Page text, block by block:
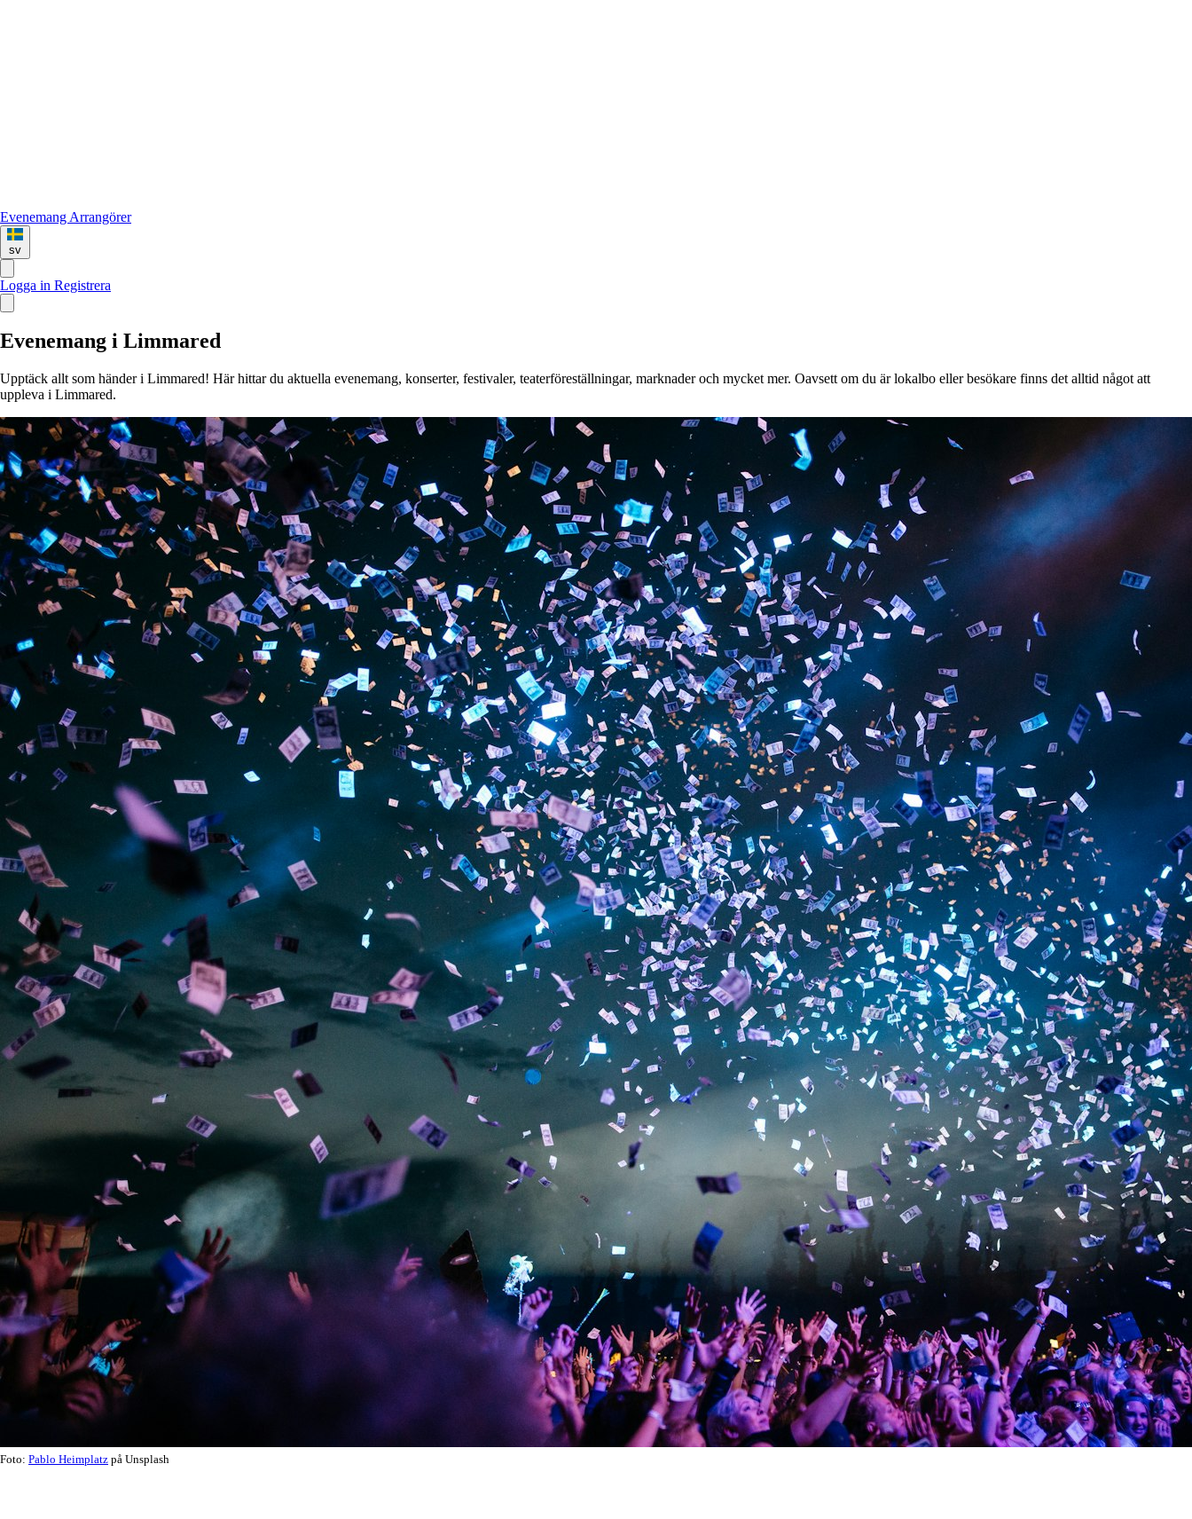
Evenemang Arrangörer
sv
Logga in Registrera
Evenemang i Limmared
Upptäck allt som händer i Limmared! Här hittar du aktuella evenemang, konserter, festivaler, teaterföreställningar, marknader och mycket mer. Oavsett om du är lokalbo eller besökare finns det alltid något att
uppleva i Limmared.
Foto: Pablo Heimplatz på Unsplash